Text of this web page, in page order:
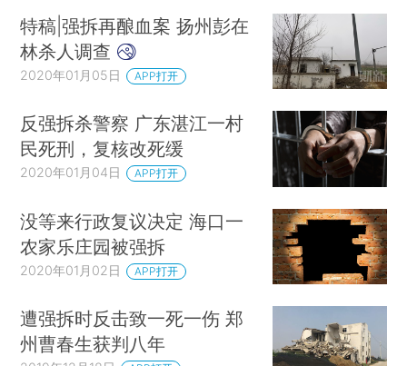
特稿|强拆再酿血案 扬州彭在
林杀人调查
2020年01月05日 APP打开
反强拆杀警察 广东湛江一村
民死刑，复核改死缓
2020年01月04日 APP打开
没等来行政复议决定 海口一
农家乐庄园被强拆
2020年01月02日 APP打开
遭强拆时反击致一死一伤 郑
州曹春生获判八年